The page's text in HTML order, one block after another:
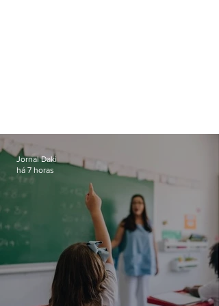
Jornal Daki
há 7 horas